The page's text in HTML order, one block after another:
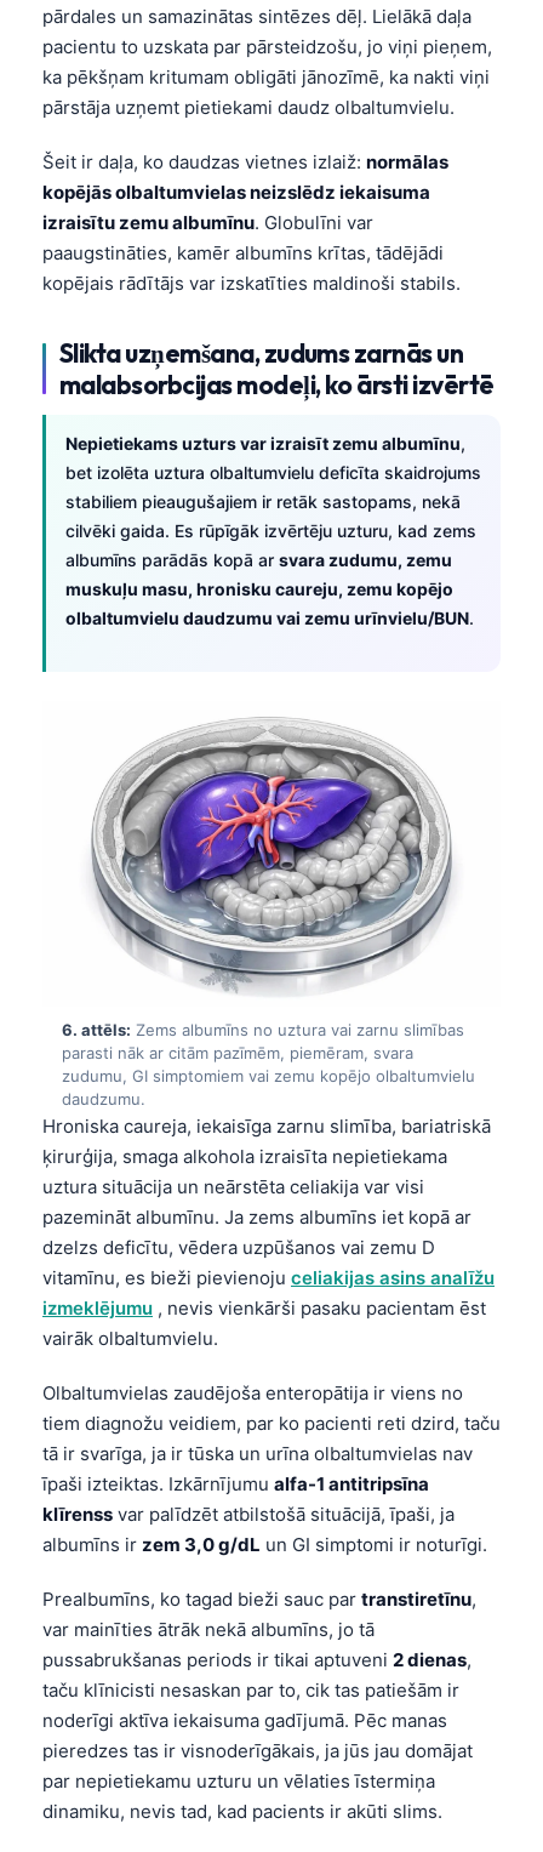
pārdales un samazinātas sintēzes dēļ. Lielākā daļa
pacientu to uzskata par pārsteidzošu, jo viņi pieņem,
ka pēkšņam kritumam obligāti jānozīmē, ka nakti viņi
pārstāja uzņemt pietiekami daudz olbaltumvielu.
Šeit ir daļa, ko daudzas vietnes izlaiž: normālas
kopējās olbaltumvielas neizslēdz iekaisuma
izraisītu zemu albumīnu. Globulīni var
paaugstināties, kamēr albumīns krītas, tādējādi
kopējais rādītājs var izskatīties maldinoši stabils.
Slikta uzņemšana, zudums zarnās un
malabsorbcijas modeļi, ko ārsti izvērtē
Nepietiekams uzturs var izraisīt zemu albumīnu,
bet izolēta uztura olbaltumvielu deficīta skaidrojums
stabiliem pieaugušajiem ir retāk sastopams, nekā
cilvēki gaida. Es rūpīgāk izvērtēju uzturu, kad zems
albumīns parādās kopā ar svara zudumu, zemu
muskuļu masu, hronisku caureju, zemu kopējo
olbaltumvielu daudzumu vai zemu urīnvielu/BUN.
6. attēls: Zems albumīns no uztura vai zarnu slimības
parasti nāk ar citām pazīmēm, piemēram, svara
zudumu, GI simptomiem vai zemu kopējo olbaltumvielu
daudzumu.
Hroniska caureja, iekaisīga zarnu slimība, bariatriskā
ķirurģija, smaga alkohola izraisīta nepietiekama
uztura situācija un neārstēta celiakija var visi
pazemināt albumīnu. Ja zems albumīns iet kopā ar
dzelzs deficītu, vēdera uzpūšanos vai zemu D
vitamīnu, es bieži pievienoju celiakijas asins analīžu
izmeklējumu , nevis vienkārši pasaku pacientam ēst
vairāk olbaltumvielu.
Olbaltumvielas zaudējoša enteropātija ir viens no
tiem diagnožu veidiem, par ko pacienti reti dzird, taču
tā ir svarīga, ja ir tūska un urīna olbaltumvielas nav
īpaši izteiktas. Izkārnījumu alfa-1 antitripsīna
klīrenss var palīdzēt atbilstošā situācijā, īpaši, ja
albumīns ir zem 3,0 g/dL un GI simptomi ir noturīgi.
Prealbumīns, ko tagad bieži sauc par transtiretīnu,
var mainīties ātrāk nekā albumīns, jo tā
pussabrukšanas periods ir tikai aptuveni 2 dienas,
taču klīnicisti nesaskan par to, cik tas patiešām ir
noderīgi aktīva iekaisuma gadījumā. Pēc manas
pieredzes tas ir visnoderīgākais, ja jūs jau domājat
par nepietiekamu uzturu un vēlaties īstermiņa
dinamiku, nevis tad, kad pacients ir akūti slims.
日本語
Čeština
ქართული
Русский
Lietuvių kalba
Polski
Slovenščina
Magyar
Shqip
বাংলা
मराठी
తెలుగు
தமிழ்
ગુજરાતી
ಕನ್ನಡ
മലയാളം
Bahasa Melayu
Tiếng Việt
ဗမာစာ
ភាសាខ្មែរ
Kiswahili
አማርኛ
Українська
O‘zbekcha
Suomi
Hrvatski
Slovenčina
پښتو
සිංහල
Galego
Македонски јазик
Euskara
Gàidhlig
العربية المغربية
Afrikaans
Монгол